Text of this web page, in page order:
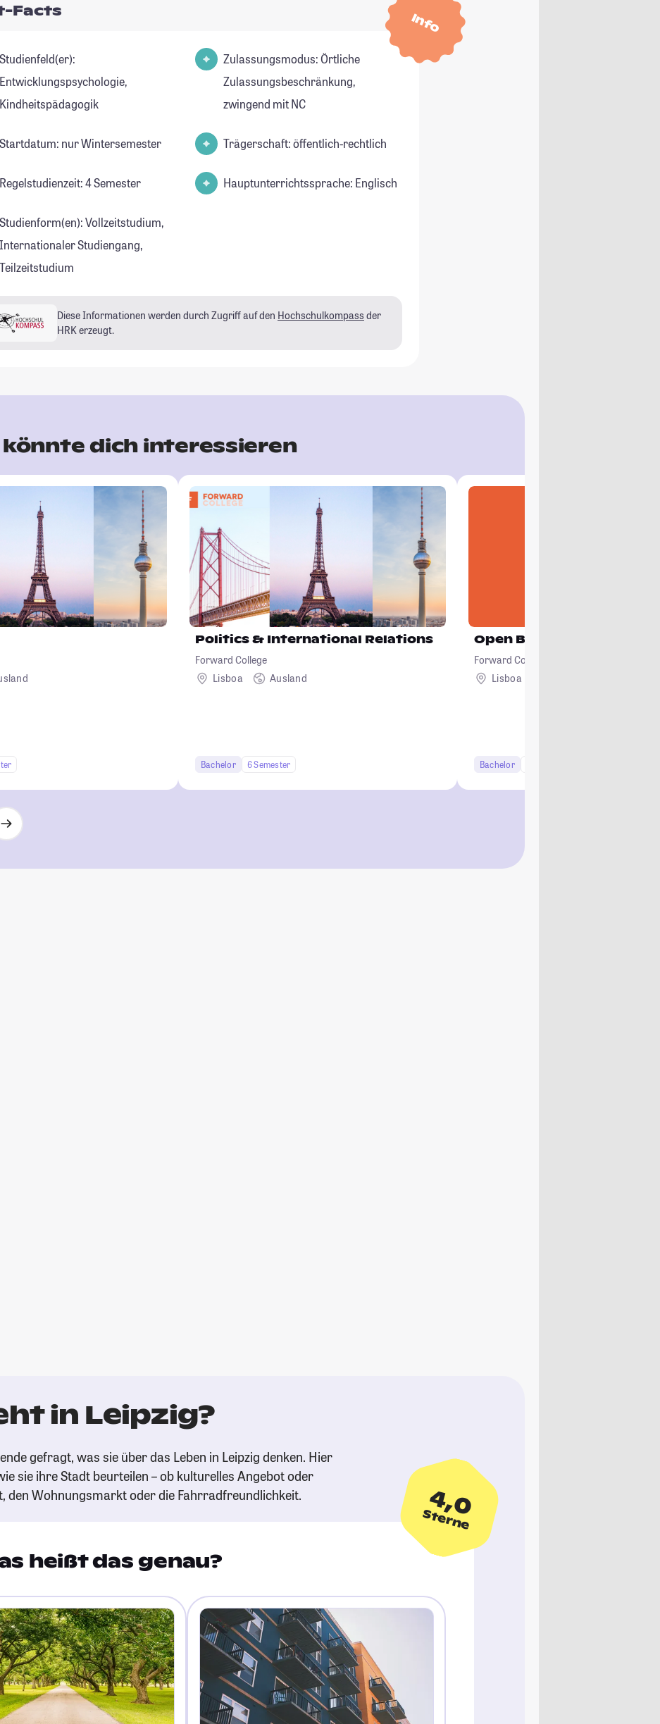
Info
Facts
Studienfeld(er):
Entwicklungspsychologie,
Kindheitspädagogik
Startdatum: nur Wintersemester
Regelstudienzeit: 4 Semester
Studienform(en): Vollzeitstudium,
Internationaler Studiengang,
Teilzeitstudium
Zulassungsmodus: Örtliche
Zulassungsbeschränkung,
zwingend mit NC
Trägerschaft: öffentlich-rechtlich
Hauptunterrichtssprache: Englisch
Diese Informationen werden durch Zugriff auf den Hochschulkompass der
HRK erzeugt.
könnte dich interessieren
Politics & International Relations
Forward College
Lisboa
Ausland
Bachelor 6 Semester
Open Bachelor's
Forward College
Lisboa
Bachelor
in Leipzig?
gefragt, was sie über das Leben in Leipzig denken. Hier
sie ihre Stadt beurteilen – ob kulturelles Angebot oder
den Wohnungsmarkt oder die Fahrradfreundlichkeit.
4,0
Sterne
heißt das genau?